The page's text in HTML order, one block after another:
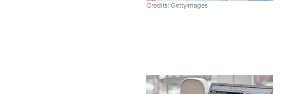
Credits: Gettyimages